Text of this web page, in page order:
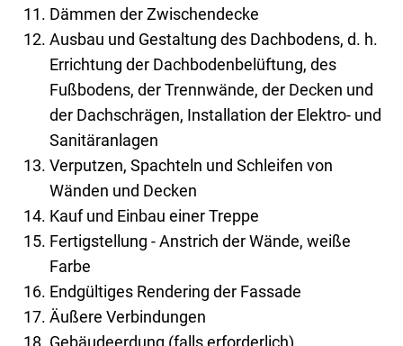
Dämmen der Zwischendecke
Ausbau und Gestaltung des Dachbodens, d. h.
Errichtung der Dachbodenbelüftung, des
Fußbodens, der Trennwände, der Decken und
der Dachschrägen, Installation der Elektro- und
Sanitäranlagen
Verputzen, Spachteln und Schleifen von
Wänden und Decken
Kauf und Einbau einer Treppe
Fertigstellung - Anstrich der Wände, weiße
Farbe
Endgültiges Rendering der Fassade
Äußere Verbindungen
Gebäudeerdung (falls erforderlich)